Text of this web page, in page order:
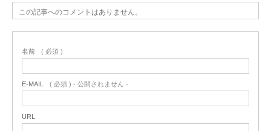
この記事へのコメントはありません。
名前 ( 必須 )
E-MAIL ( 必須 ) - 公開されません -
URL